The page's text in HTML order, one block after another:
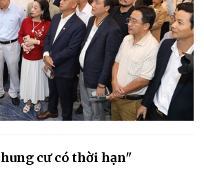
cư có thời hạn"